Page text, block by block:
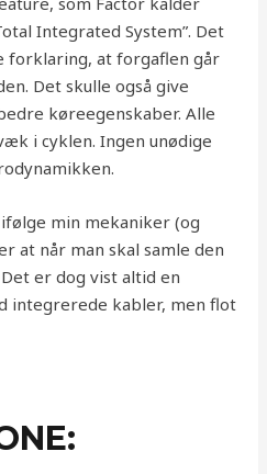
Integrated System”. Det
forklaring, at forgaflen går
Det skulle også give
køreegenskaber. Alle
i cyklen. Ingen unødige
min mekaniker (og
at når man skal samle den
er dog vist altid en
integrerede kabler, men flot